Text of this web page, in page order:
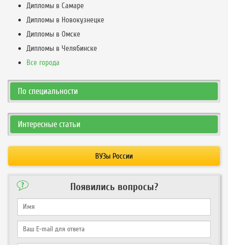
Дипломы в Самаре
Дипломы в Новокузнецке
Дипломы в Омске
Дипломы в Челябинске
Все города
По специальности
Интересные статьи
ВУЗы России
Появились вопросы?